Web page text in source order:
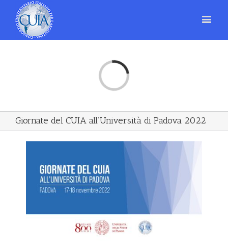
Loading...
Giornate del CUIA all’Università di Padova 2022